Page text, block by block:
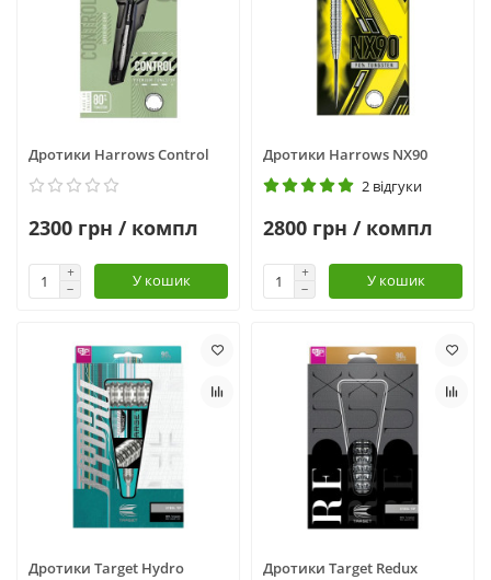
Дротики Harrows Control
2300 грн / компл
У кошик
Дротики Harrows NX90
2 відгуки
2800 грн / компл
У кошик
Дротики Target Hydro Дротики Target Redux